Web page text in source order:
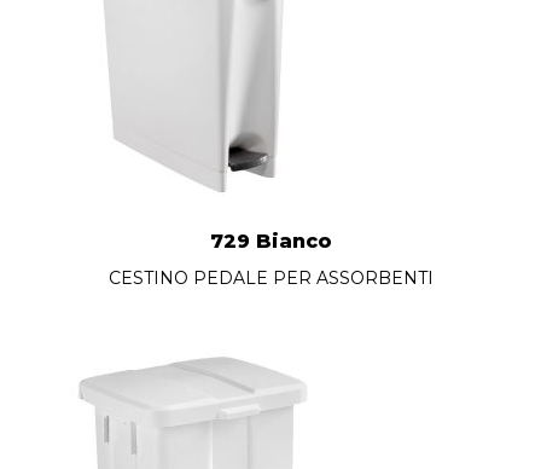
729 Bianco
CESTINO PEDALE PER ASSORBENTI